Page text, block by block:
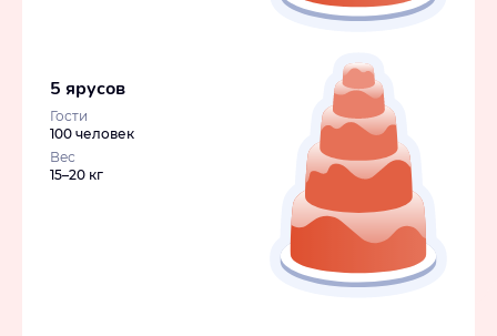
5 ярусов
Гости
100 человек
Вес
15–20 кг